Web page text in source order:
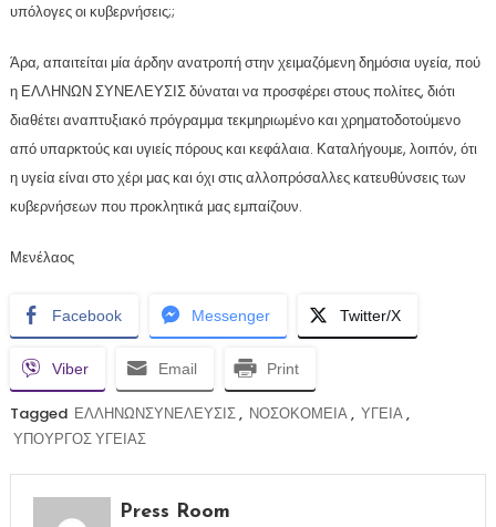
υπόλογες οι κυβερνήσεις;;
Άρα, απαιτείται μία άρδην ανατροπή στην χειμαζόμενη δημόσια υγεία, πού
η ΕΛΛΗΝΩΝ ΣΥΝΕΛΕΥΣΙΣ δύναται να προσφέρει στους πολίτες, διότι
διαθέτει αναπτυξιακό πρόγραμμα τεκμηριωμένο και χρηματοδοτούμενο
από υπαρκτούς και υγιείς πόρους και κεφάλαια. Καταλήγουμε, λοιπόν, ότι
η υγεία είναι στο χέρι μας και όχι στις αλλοπρόσαλλες κατευθύνσεις των
κυβερνήσεων που προκλητικά μας εμπαίζουν.
Μενέλαος
Facebook Messenger Twitter/X
Viber Email Print
Tagged ΕΛΛΗΝΩΝΣΥΝΕΛΕΥΣΙΣ, ΝΟΣΟΚΟΜΕΙΑ, ΥΓΕΙΑ,
ΥΠΟΥΡΓΟΣ ΥΓΕΙΑΣ
Press Room